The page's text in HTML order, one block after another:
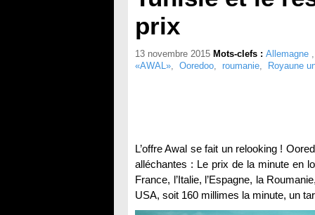
prix
13 novembre 2015 Mots-clefs : Allemagne
«AWAL», Ooredoo, roumanie, Royaune
L’offre Awal se fait un relooking !
alléchantes : Le prix de la minute en
France, l’Italie, l’Espagne, la
USA, soit 160 millimes la minute, un